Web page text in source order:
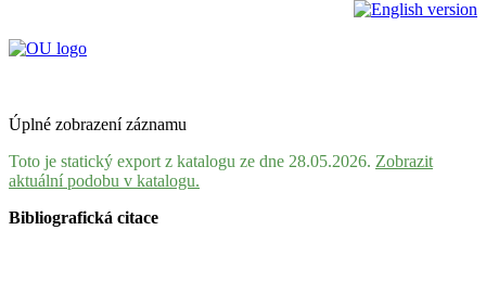
Úplné zobrazení záznamu
Toto je statický export z katalogu ze dne 28.05.2026. Zobrazit
aktuální podobu v katalogu.
Bibliografická citace